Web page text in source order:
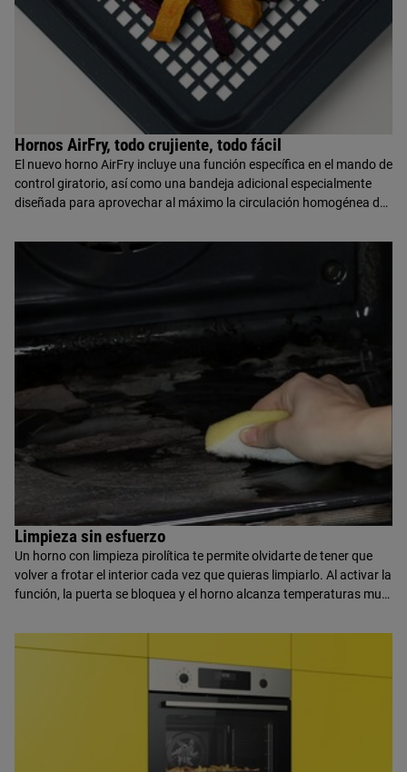
Hornos AirFry, todo crujiente, todo fácil
El nuevo horno AirFry incluye una función específica en el mando de
control giratorio, así como una bandeja adicional especialmente
diseñada para aprovechar al máximo la circulación homogénea del
perfectamente preparados, sin necesidad de añadir aceite.
Limpieza sin esfuerzo
Un horno con limpieza pirolítica te permite olvidarte de tener que
volver a frotar el interior cada vez que quieras limpiarlo. Al activar la
función, la puerta se bloquea y el horno alcanza temperaturas muy
más tarde, una vez que el horno se ha enfriado, puedes quitar con
solo pasar un paño húmedo. Así de fácil.